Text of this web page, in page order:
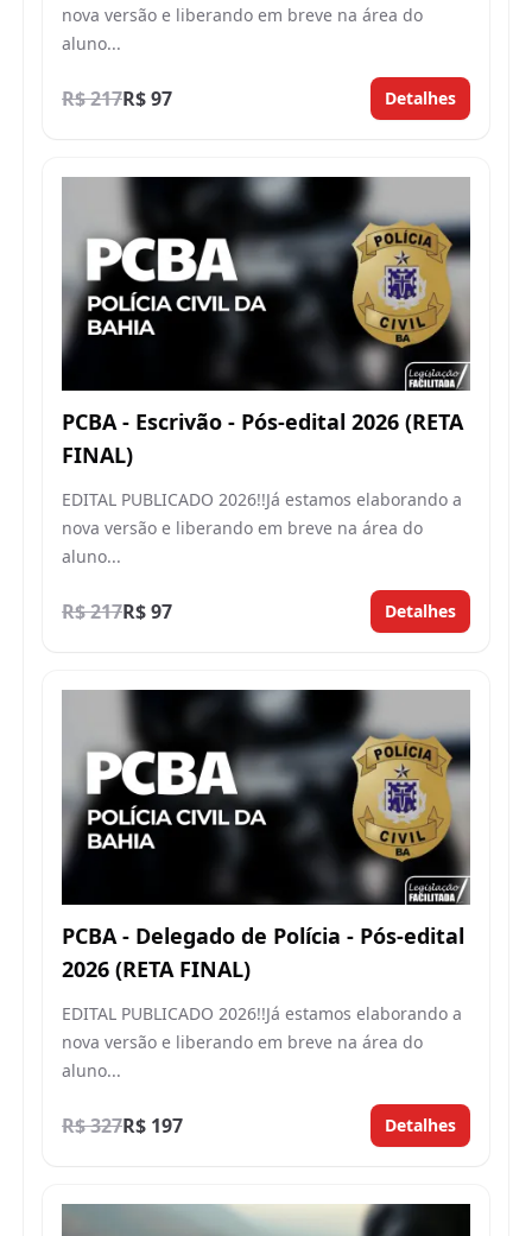
nova versão e liberando em breve na área do
aluno...
R$ 217R$ 97 Detalhes
PCBA - Escrivão - Pós-edital 2026 (RETA
FINAL)
EDITAL PUBLICADO 2026!!Já estamos elaborando a
nova versão e liberando em breve na área do
aluno...
R$ 217R$ 97 Detalhes
PCBA - Delegado de Polícia - Pós-edital
2026 (RETA FINAL)
EDITAL PUBLICADO 2026!!Já estamos elaborando a
nova versão e liberando em breve na área do
aluno...
R$ 327R$ 197 Detalhes